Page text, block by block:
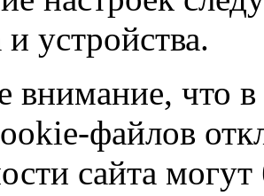
и устройства.
внимание, что в
файлов
сайта